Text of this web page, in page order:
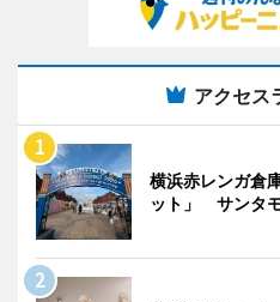
アクセス
横浜赤レンガ倉
ット」 サンタ